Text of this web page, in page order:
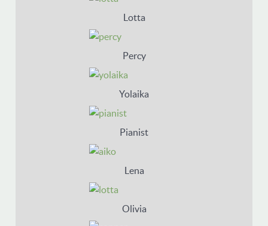
Lotta
Percy
Yolaika
Pianist
Lena
Olivia